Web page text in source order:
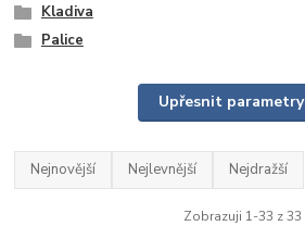
Kladiva
Palice
Upřesnit parametry
Nejnovější Nejlevnější Nejdražší
Zobrazuji 1-33 z 33